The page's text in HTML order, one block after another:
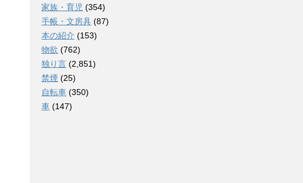
家族・育児 (354)
手帳・文房具 (87)
本の紹介 (153)
物欲 (762)
独り言 (2,851)
禁煙 (25)
自転車 (350)
車 (147)